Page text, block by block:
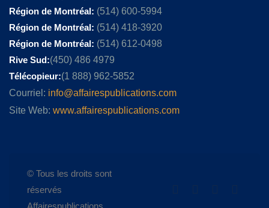
Région de Montréal: (514) 600-5994
Région de Montréal: (514) 418-3920
Région de Montréal: (514) 612-0498
Rive Sud:(450) 486 4979
Télécopieur:(1 888) 962-5852
Courriel: info@affairespublications.com
Site Web: www.affairespublications.com
© Tous les droits sont
réservés
Affairespublications.